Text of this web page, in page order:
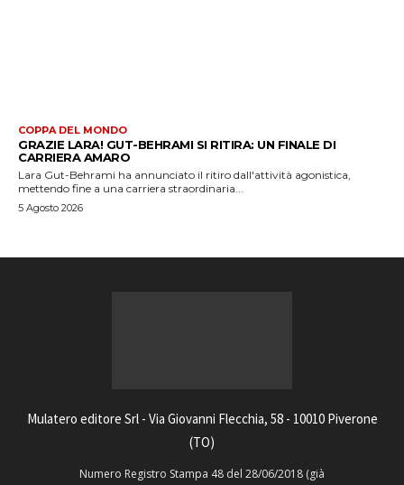
COPPA DEL MONDO
GRAZIE LARA! GUT-BEHRAMI SI RITIRA: UN FINALE DI
CARRIERA AMARO
Lara Gut-Behrami ha annunciato il ritiro dall'attività agonistica,
mettendo fine a una carriera straordinaria...
5 Agosto 2026
Mulatero editore Srl - Via Giovanni Flecchia, 58 - 10010 Piverone
(TO)
Numero Registro Stampa 48 del 28/06/2018 (già